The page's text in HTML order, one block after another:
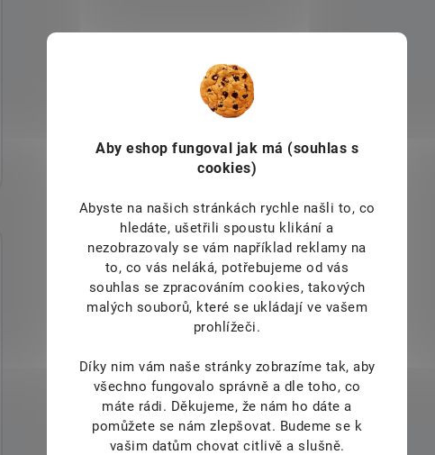
Aby eshop fungoval jak má (souhlas s
cookies)
Abyste na našich stránkách rychle našli to, co
hledáte, ušetřili spoustu klikání a
nezobrazovaly se vám například reklamy na
to, co vás neláká, potřebujeme od vás
souhlas se zpracováním cookies, takových
malých souborů, které se ukládají ve vašem
prohlížeči.
Díky nim vám naše stránky zobrazíme tak, aby
všechno fungovalo správně a dle toho, co
máte rádi. Děkujeme, že nám ho dáte a
pomůžete se nám zlepšovat. Budeme se k
vašim datům chovat citlivě a slušně.